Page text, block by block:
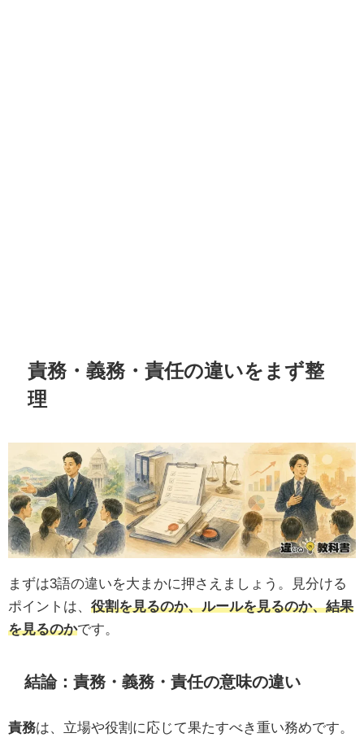
責務・義務・責任の違いをまず整
理
まずは3語の違いを大まかに押さえましょう。見分ける
ポイントは、 役割を見るのか、ルールを見るのか、結果
を見るのかです。
結論：責務・義務・責任の意味の違い
責務は、立場や役割に応じて果たすべき重い務めです。